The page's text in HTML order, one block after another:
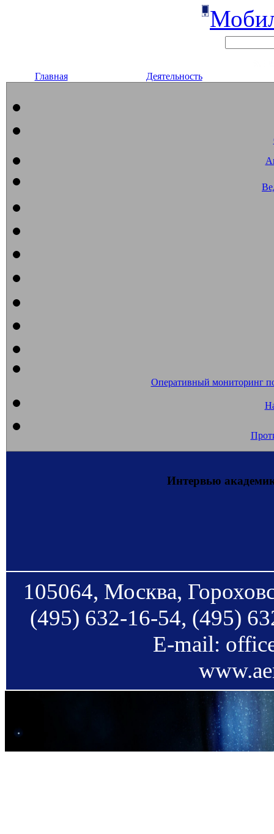
Главная Деятельность
Оперативный мониторинг
Интервью
105064, Москва,
(495) 632-16-54, (495)
E-mail: